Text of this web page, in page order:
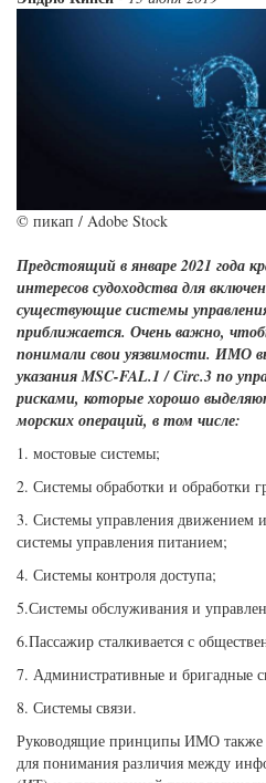
© пикап / Adobe Stock
Предстоящий в январе 2021 года
интересов судоходства для
существующие системы
приближается. Очень важно,
понимали свои уязвимости. ИМО
указания MSC-FAL.1 / Circ.3 по
рисками, которые хорошо
морских операций, в том числе:
1. мостовые системы;
2. Системы обработки и обработки
3. Системы управления движением
системы управления питанием;
4. Системы контроля доступа;
5.Системы обслуживания и
6.Пассажир сталкивается с
7. Административные и бригадные
8. Системы связи.
Руководящие принципы ИМО
для понимания различия между